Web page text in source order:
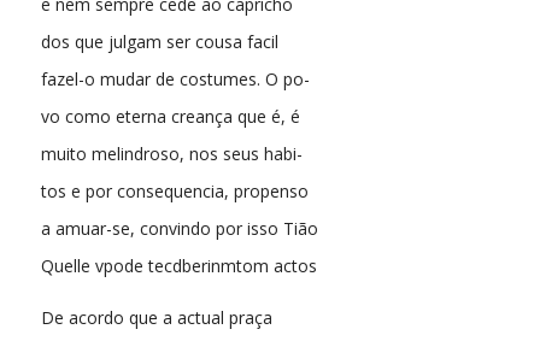
dos que julgam ser cousa facil
fazel-o mudar de costumes. O po-
vo como eterna creança que é, é
muito melindroso, nos seus habi-
tos e por consequencia, propenso
a amuar-se, convindo por isso Tião
Quelle vpode tecdberinmtom actos
De acordo que a actual praça